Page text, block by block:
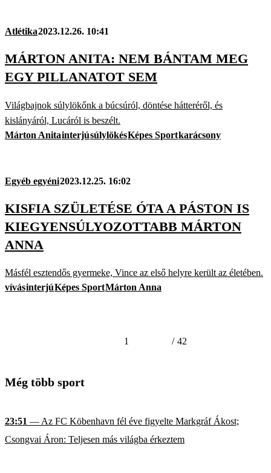
Atlétika2023.12.26. 10:41
MÁRTON ANITA: NEM BÁNTAM MEG
EGY PILLANATOT SEM
Világbajnok súlylökőnk a búcsúról, döntése hátteréről, és
kislányáról, Lucáról is beszélt.
Márton AnitainterjúsúlylökésKépes Sportkarácsony
Egyéb egyéni2023.12.25. 16:02
KISFIA SZÜLETÉSE ÓTA A PÁSTON IS
KIEGYENSÚLYOZOTTABB MÁRTON
ANNA
Másfél esztendős gyermeke, Vince az első helyre került az életében.
vívásinterjúKépes SportMárton Anna
1 / 42
Még több sport
23:51 — Az FC Köbenhavn fél éve figyelte Markgráf Ákost;
Csongvai Áron: Teljesen más világba érkeztem